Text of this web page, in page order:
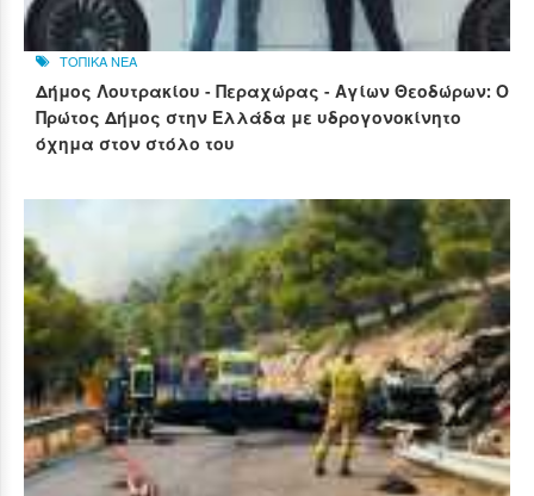
ΤΟΠΙΚΑ ΝΕΑ
Δήμος Λουτρακίου - Περαχώρας - Αγίων Θεοδώρων: Ο
Πρώτος Δήμος στην Ελλάδα με υδρογονοκίνητο
όχημα στον στόλο του